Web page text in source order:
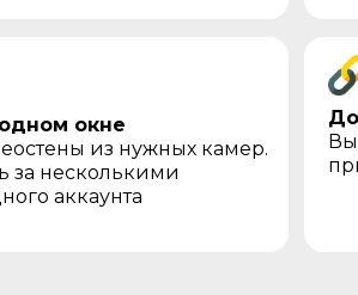
окне
из нужных камер.
за несколькими
аккаунта